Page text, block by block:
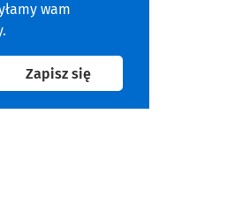
wam
Zapisz sięna newsletter